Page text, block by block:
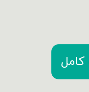
کامل